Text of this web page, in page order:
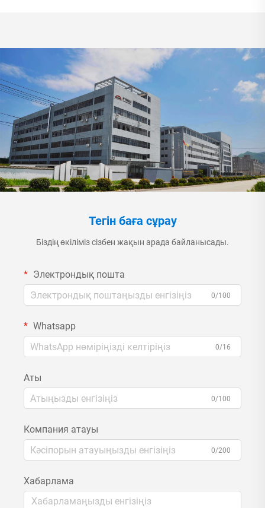
Тегін баға сұрау
Біздің өкіліміз сізбен жақын арада байланысады.
Электрондық пошта
0/100
Whatsapp
0/16
Аты
0/100
Компания атауы
0/200
Хабарлама